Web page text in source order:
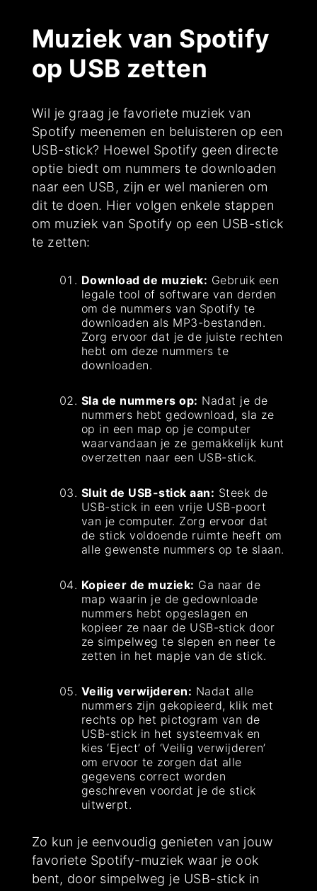
Muziek van Spotify
op USB zetten
Wil je graag je favoriete muziek van
Spotify meenemen en beluisteren op een
USB-stick? Hoewel Spotify geen directe
optie biedt om nummers te downloaden
naar een USB, zijn er wel manieren om
dit te doen. Hier volgen enkele stappen
om muziek van Spotify op een USB-stick
te zetten:
Download de muziek: Gebruik een
legale tool of software van derden
om de nummers van Spotify te
downloaden als MP3-bestanden.
Zorg ervoor dat je de juiste rechten
hebt om deze nummers te
downloaden.
Sla de nummers op: Nadat je de
nummers hebt gedownload, sla ze
op in een map op je computer
waarvandaan je ze gemakkelijk kunt
overzetten naar een USB-stick.
Sluit de USB-stick aan: Steek de
USB-stick in een vrije USB-poort
van je computer. Zorg ervoor dat
de stick voldoende ruimte heeft om
alle gewenste nummers op te slaan.
Kopieer de muziek: Ga naar de
map waarin je de gedownloade
nummers hebt opgeslagen en
kopieer ze naar de USB-stick door
ze simpelweg te slepen en neer te
zetten in het mapje van de stick.
Veilig verwijderen: Nadat alle
nummers zijn gekopieerd, klik met
rechts op het pictogram van de
USB-stick in het systeemvak en
kies ‘Eject’ of ‘Veilig verwijderen’
om ervoor te zorgen dat alle
gegevens correct worden
geschreven voordat je de stick
uitwerpt.
Zo kun je eenvoudig genieten van jouw
favoriete Spotify-muziek waar je ook
bent, door simpelweg je USB-stick in